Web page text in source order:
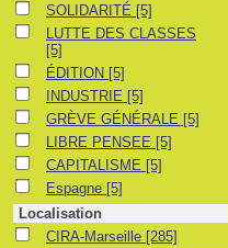
SOLIDARITÉ
SOLIDARITÉ [5]
LUTTE DES CLASSES
LUTTE DES CLASSES
[5]
ÉDITIONÉDITION [5]
INDUSTRIE
INDUSTRIE [5]
GRÈVE GÉNÉRALE
GRÈVE GÉNÉRALE [5]
LIBRE PENSEE
LIBRE PENSEE [5]
CAPITALISME
CAPITALISME [5]
EspagneEspagne [5]
Localisation
CIRA-Marseille
CIRA-Marseille [285]